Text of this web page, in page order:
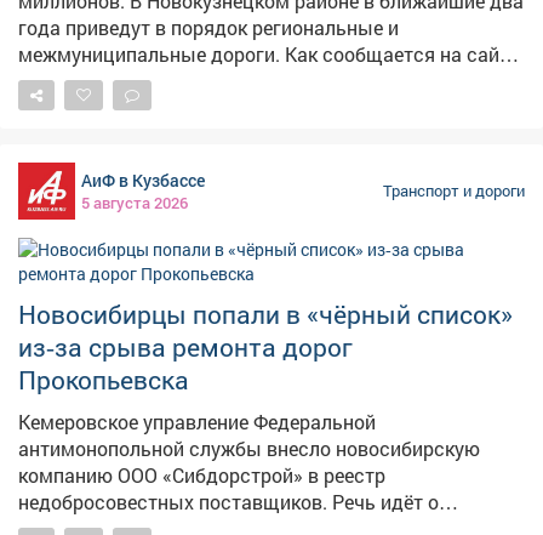
года приведут в порядок региональные и
межмуниципальные дороги. Как сообщается на сайте
Госзакупки, на эти цели направят 826 миллионов
рублей. Контракт рассчитан на период с 21 октября
предстоит не только следить за состоянием дорог и
обеспечивать их сохранность, но и обслуживать
стационарное освещение, электроснабжение,
демонтировать и устанавливать дорожные знаки и
ограждения. Работы охватят значительные участки
безопасность движения и комфорт для местных
жителей и транзитного транспорта. Сейчас идёт этап
выбора подрядчика. Власти, вероятно, подойдут к
этому максимально ответственно, так какв Кузбассе
уже были случаи, когда недобросовестные компании
срывали многомиллионные контракты.
АиФ в Кузбассе
5 августа 2026
Транспорт и дороги
Новосибирцы попали в «чёрный список»
из‑за срыва ремонта дорог
Прокопьевска
Кемеровское управление Федеральной
антимонопольной службы внесло новосибирскую
компанию ООО «Сибдорстрой» в реестр
недобросовестных поставщиков. Речь идёт о
контракте на ремонт дорог в Прокопьевске. Компания